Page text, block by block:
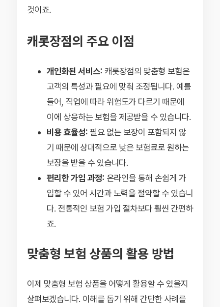
것이죠.
캐롯장점의 주요 이점
개인화된 서비스: 캐롯장점의 맞춤형 보험은
고객의 특성과 필요에 맞춰 조정됩니다. 예를
들어, 직업에 따라 위험도가 다르기 때문에
이에 상응하는 보험을 제공받을 수 있습니다.
비용 효율성: 필요 없는 보장이 포함되지 않
기 때문에 상대적으로 낮은 보험료로 원하는
보장을 받을 수 있습니다.
편리한 가입 과정: 온라인을 통해 손쉽게 가
입할 수 있어 시간과 노력을 절약할 수 있습니
다. 전통적인 보험 가입 절차보다 훨씬 간편하
죠.
맞춤형 보험 상품의 활용 방법
이제 맞춤형 보험 상품을 어떻게 활용할 수 있을지
살펴보겠습니다. 이해를 돕기 위해 간단한 사례를